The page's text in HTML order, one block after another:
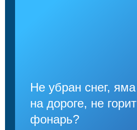
Не убран снег, яма
на дороге, не горит
фонарь?